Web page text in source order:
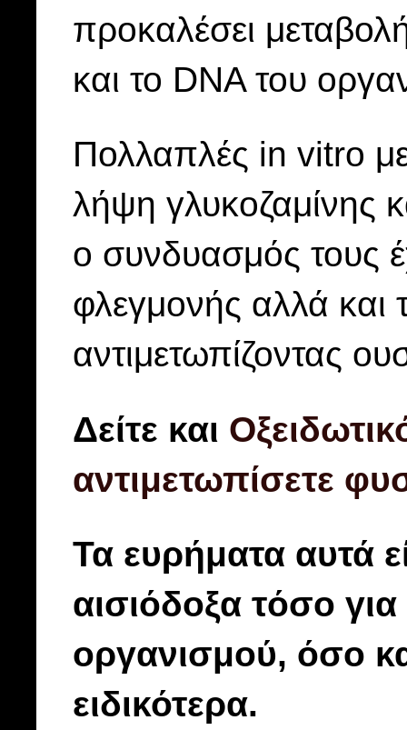
προκαλέσει
και το DNA του
Πολλαπλές in vitro
λήψη γλυκοζαμίνης
ο συνδυασμός τους
φλεγμονής αλλά και
αντιμετωπίζοντας
Δείτε και
αντιμετωπίσετε
Τα ευρήματα αυτά
αισιόδοξα τόσο
οργανισμού, όσο
ειδικότερα.